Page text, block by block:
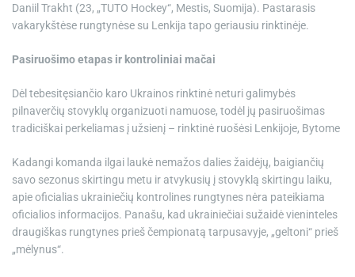
Daniil Trakht (23, „TUTO Hockey“, Mestis, Suomija). Pastarasis
vakarykštėse rungtynėse su Lenkija tapo geriausiu rinktinėje.
Pasiruošimo etapas ir kontroliniai mačai
Dėl tebesitęsiančio karo Ukrainos rinktinė neturi galimybės
pilnaverčių stovyklų organizuoti namuose, todėl jų pasiruošimas
tradiciškai perkeliamas į užsienį – rinktinė ruošėsi Lenkijoje, Bytome
Kadangi komanda ilgai laukė nemažos dalies žaidėjų, baigiančių
savo sezonus skirtingu metu ir atvykusių į stovyklą skirtingu laiku,
apie oficialias ukrainiečių kontrolines rungtynes nėra pateikiama
oficialios informacijos. Panašu, kad ukrainiečiai sužaidė vieninteles
draugiškas rungtynes prieš čempionatą tarpusavyje, „geltoni“ prieš
„mėlynus“.